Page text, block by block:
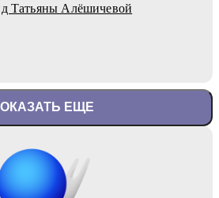
Татьяны Алёшичевой
ЕЩЕ